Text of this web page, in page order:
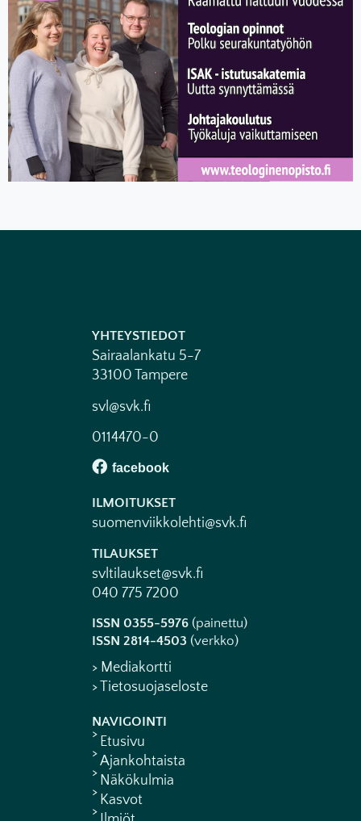
YHTEYSTIEDOT
Sairaalankatu 5-7
33100 Tampere
svl@svk.fi
0114470-0
ILMOITUKSET
suomenviikkolehti@svk.fi
TILAUKSET
svltilaukset@svk.fi
040 775 7200
ISSN 0355-5976 (painettu)
ISSN 2814-4503 (verkko)
> Mediakortti
> Tietosuojaseloste
NAVIGOINTI
Etusivu
Ajankohtaista
Näkökulmia
Kasvot